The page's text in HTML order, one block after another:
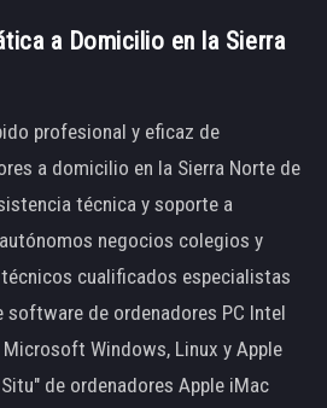
a Domicilio en la Sierra
profesional y eficaz de
a domicilio en la Sierra Norte de
técnica y soporte a
negocios colegios y
cualificados especialistas
software de ordenadores PC Intel
Windows, Linux y Apple
de ordenadores Apple iMac